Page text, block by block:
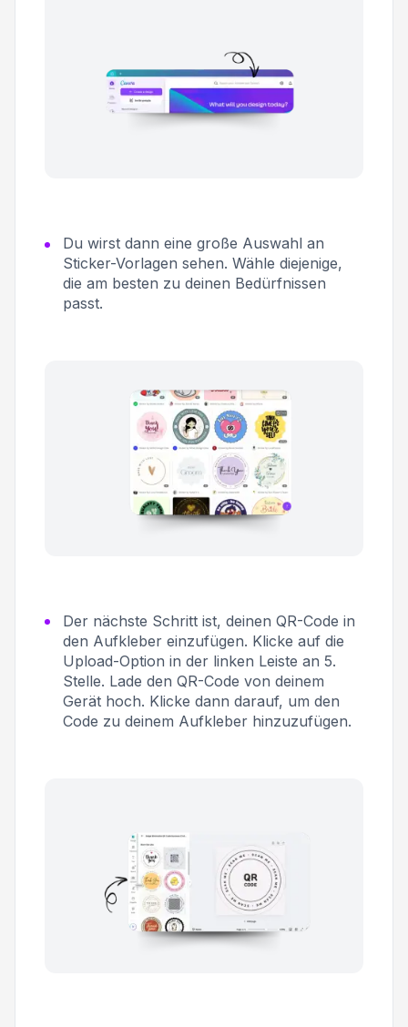
Du wirst dann eine große Auswahl an
Sticker-Vorlagen sehen. Wähle diejenige,
die am besten zu deinen Bedürfnissen
passt.
Der nächste Schritt ist, deinen QR-Code in
den Aufkleber einzufügen. Klicke auf die
Upload-Option in der linken Leiste an 5.
Stelle. Lade den QR-Code von deinem
Gerät hoch. Klicke dann darauf, um den
Code zu deinem Aufkleber hinzuzufügen.